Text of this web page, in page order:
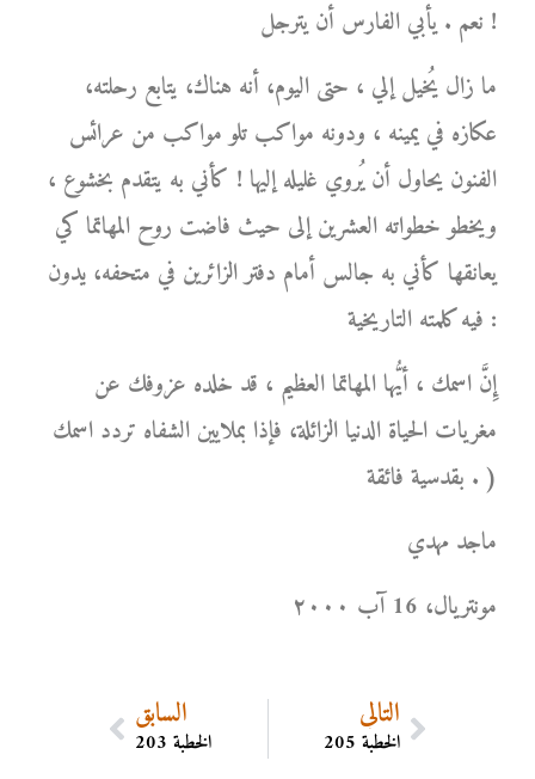
نعم . يأبي الفارس أن يترجل !
ما زال يُخيل إلي ، حتى اليوم، أنه هناك، يتابع رحلته،
عكازه في يمينه ، ودونه مواكب تلو مواكب من عرائس
الفنون يحاول أن يُروي غليله إليها ! كأني به يتقدم بخشوع ،
ويخطو خطواته العشرين إلى حيث فاضت روح المهاتما كي
يعانقها كأني به جالس أمام دفتر الزائرين في متحفه، يدون
فيه كلمته التاريخية :
إِنَّ اسمك ، أيُّها المهاتما العظيم ، قد خلده عزوفك عن
مغريات الحياة الدنيا الزائلة، فإذا بملايين الشفاه تردد اسمك
بقدسية فائقة . )
ماجد مهدي
مونتریال، 16 آب ۲۰۰۰
السابق
الخطبة 203
التالي
الخطبة 205